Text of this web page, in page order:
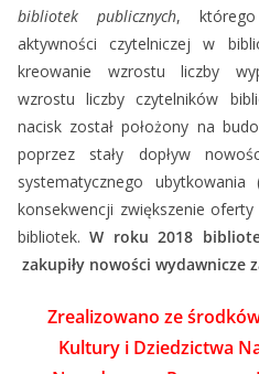
bibliotek publicznych,
aktywności czytelniczej w
kreowanie wzrostu liczby
wzrostu liczby czytelników
nacisk został położony na
poprzez stały dopływ
systematycznego
konsekwencji zwiększenie
bibliotek.W roku 2018
zakupiły nowości wydawnicze
Zrealizowano ze
Kultury i Dziedzictwa